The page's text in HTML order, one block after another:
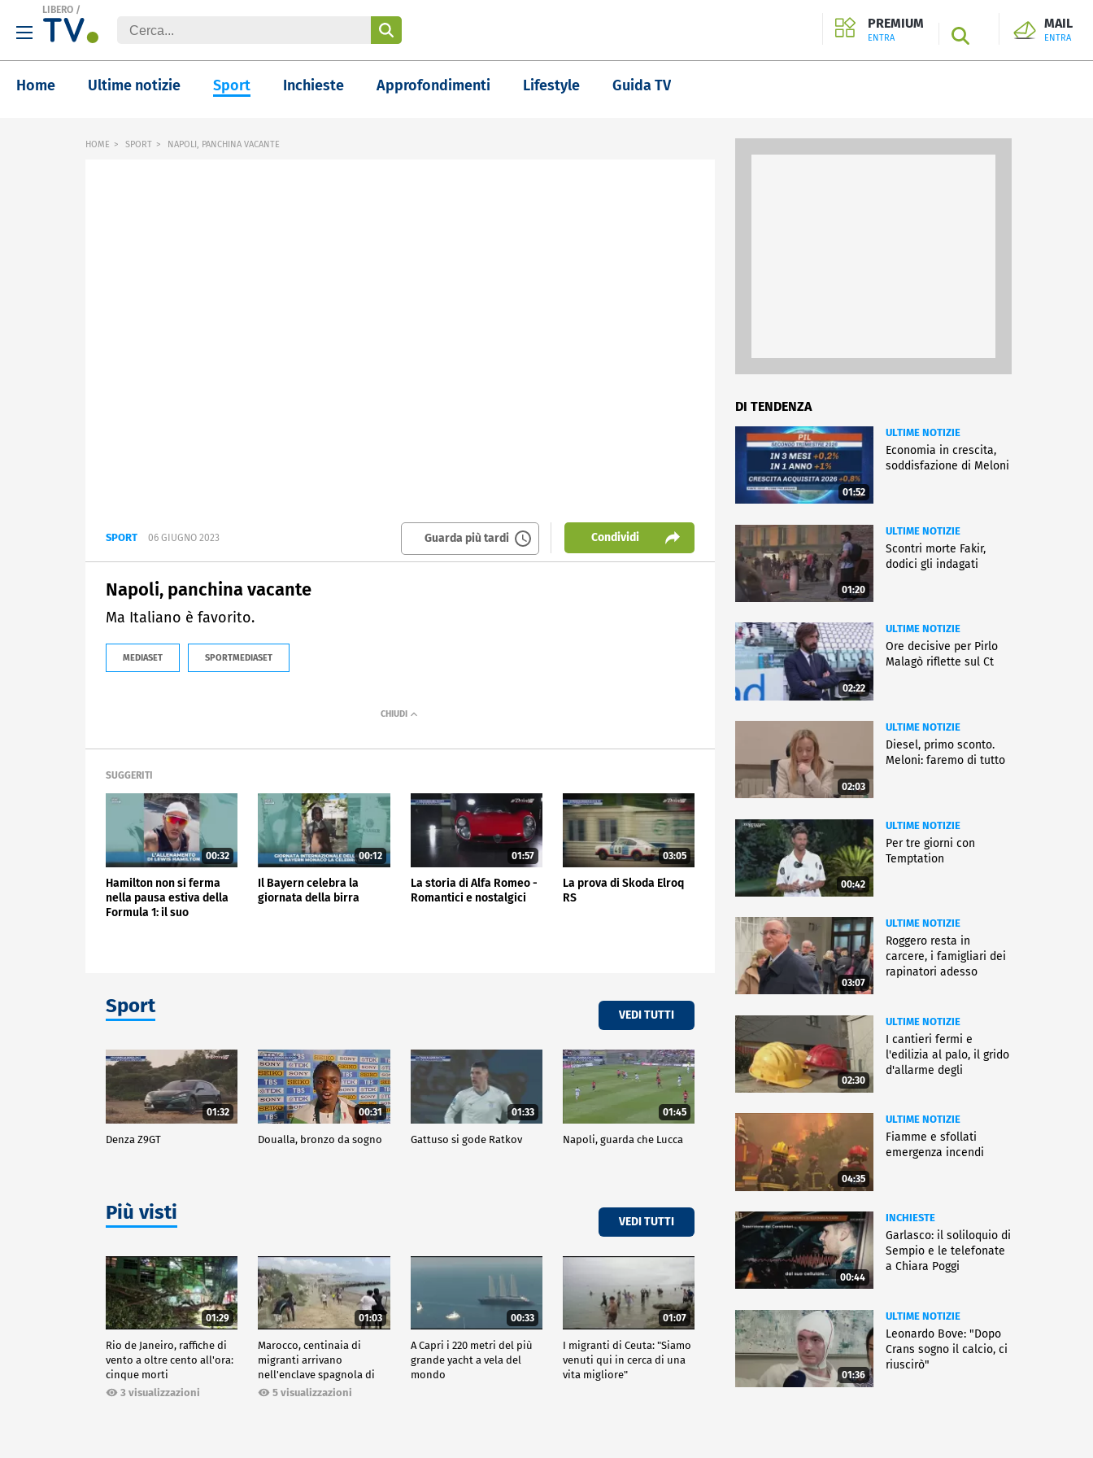
LIBERO /
PREMIUM
ENTRA SEARCH
MAIL
ENTRA
Home Ultime notizie Sport Inchieste Approfondimenti Lifestyle Guida TV
HOME SPORT NAPOLI, PANCHINA VACANTE
SPORT 06 GIUGNO 2023 Guarda più tardi Condividi
Napoli, panchina vacante
Ma Italiano è favorito.
MEDIASET SPORTMEDIASET
SUGGERITI
00:32
Hamilton non si ferma
nella pausa estiva della
Formula 1: il suo
00:12
Il Bayern celebra la
giornata della birra
01:57
La storia di Alfa Romeo -
Romantici e nostalgici
03:05
La prova di Skoda Elroq
RS
Sport VEDI TUTTI
01:32
Denza Z9GT
00:31
Doualla, bronzo da sogno
01:33
Gattuso si gode Ratkov
01:45
Napoli, guarda che Lucca
Più visti VEDI TUTTI
01:29
Rio de Janeiro, raffiche di
vento a oltre cento all'ora:
cinque morti
3 visualizzazioni
01:03
Marocco, centinaia di
migranti arrivano
nell'enclave spagnola di
Ceuta5 visualizzazioni
00:33
A Capri i 220 metri del più
grande yacht a vela del
mondo
01:07
I migranti di Ceuta: "Siamo
venuti qui in cerca di una
vita migliore"
DI TENDENZA
01:52
ULTIME NOTIZIE
Economia in crescita,
soddisfazione di Meloni
01:20
ULTIME NOTIZIE
Scontri morte Fakir,
dodici gli indagati
02:22
ULTIME NOTIZIE
Ore decisive per Pirlo
Malagò riflette sul Ct
02:03
ULTIME NOTIZIE
Diesel, primo sconto.
Meloni: faremo di tutto
00:42
ULTIME NOTIZIE
Per tre giorni con
Temptation
03:07
ULTIME NOTIZIE
Roggero resta in
carcere, i famigliari dei
rapinatori adesso
02:30
ULTIME NOTIZIE
I cantieri fermi e
l'edilizia al palo, il grido
d'allarme degli
04:35
ULTIME NOTIZIE
Fiamme e sfollati
emergenza incendi
00:44
INCHIESTE
Garlasco: il soliloquio di
Sempio e le telefonate
a Chiara Poggi
01:36
ULTIME NOTIZIE
Leonardo Bove: "Dopo
Crans sogno il calcio, ci
riuscirò"